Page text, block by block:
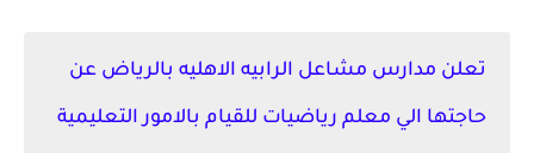
تعلن مدارس مشاعل الرابيه الاهليه بالرياض عن
حاجتها الي معلم رياضيات للقيام بالامور التعليمية